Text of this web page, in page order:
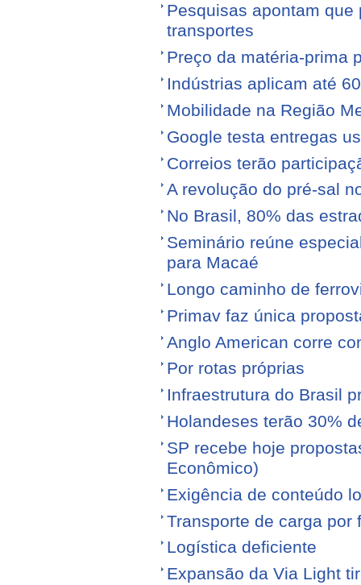
Pesquisas apontam
transportes
Preço da matéria-prima
Indústrias aplicam até
Mobilidade na Região
Google testa entregas
Correios terão
A revolução do pré-sal
No Brasil, 80% das
Seminário reúne
para Macaé
Longo caminho de
Primav faz única
Anglo American corre
Por rotas próprias
Infraestrutura do Brasil
Holandeses terão 30%
SP recebe hoje
Econômico)
Exigência de conteúdo
Transporte de carga por
Logística deficiente
Expansão da Via Light